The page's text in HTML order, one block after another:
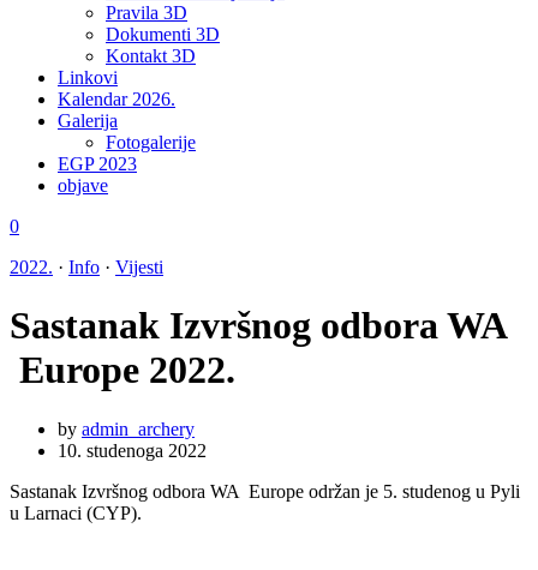
Pravila 3D
Dokumenti 3D
Kontakt 3D
Linkovi
Kalendar 2026.
Galerija
Fotogalerije
EGP 2023
objave
0
2022. · Info · Vijesti
Sastanak Izvršnog odbora WA
Europe 2022.
by admin_archery
10. studenoga 2022
Sastanak Izvršnog odbora WA Europe održan je 5. studenog u Pyli
u Larnaci (CYP).